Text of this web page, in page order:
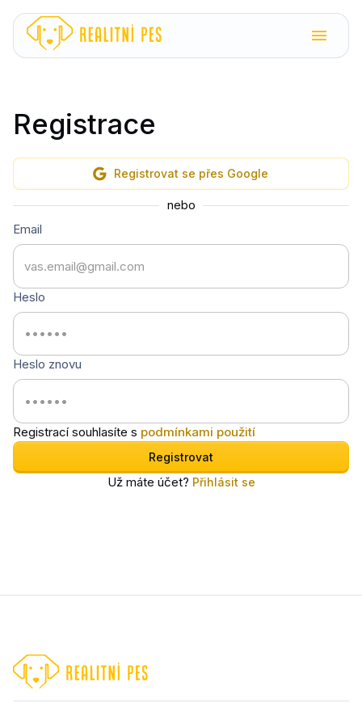
Registrace
Registrovat se přes Google
nebo
Email
Heslo
Heslo znovu
Registrací souhlasíte s podmínkami použití
Registrovat
Už máte účet? Přihlásit se